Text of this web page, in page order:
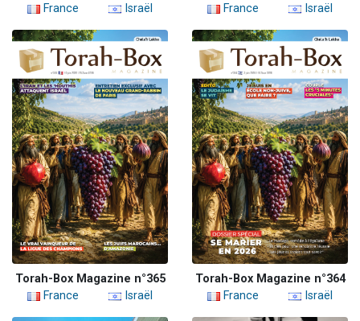
France
Israël
France
Israël
Torah-Box Magazine n°365
France
Israël
Torah-Box Magazine n°364
France
Israël